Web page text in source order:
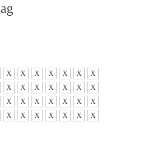
X X X X X X
X
X X X X X X
X
X X X X X X
X
X X X X X X
X